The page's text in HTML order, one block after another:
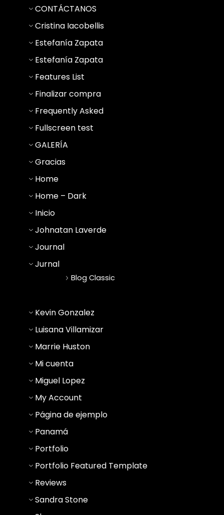
CONTÁCTANOS
Cristina Iacobellis
Estefanía Zapata
Estefanía Zapata
Features List
Finalizar compra
Frequently Asked
Fullscreen test
GALERÍA
Gracias
Home
Home – Dark
Inicio
Johnatan Laverde
Journal
Jurnal
Blog Classic
Kevin Gonzalez
Luisana Villamizar
Marrie Huston
Mi cuenta
Miguel Lopez
My Account
Página de ejemplo
Panamá
Portfolio
Portfolio Featured Template
Reviews
Sandra Stone